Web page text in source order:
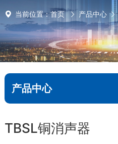
当前位置：首页 产品中心
产品中心
TBSL铜消声器